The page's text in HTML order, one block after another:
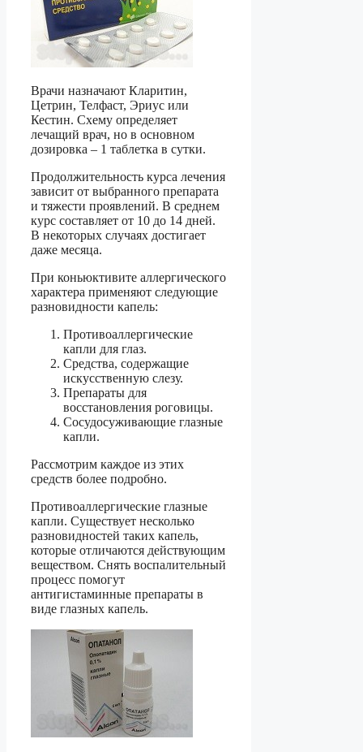
Врачи назначают Кларитин,
Цетрин, Телфаст, Эриус или
Кестин. Схему определяет
лечащий врач, но в основном
дозировка – 1 таблетка в сутки.
Продолжительность курса лечения
зависит от выбранного препарата
и тяжести проявлений. В среднем
курс составляет от 10 до 14 дней.
В некоторых случаях достигает
даже месяца.
При коньюктивите аллергического
характера применяют следующие
разновидности капель:
Противоаллергические
капли для глаз.
Средства, содержащие
искусственную слезу.
Препараты для
восстановления роговицы.
Сосудосуживающие глазные
капли.
Рассмотрим каждое из этих
средств более подробно.
Противоаллергические глазные
капли. Существует несколько
разновидностей таких капель,
которые отличаются действующим
веществом. Снять воспалительный
процесс помогут
антигистаминные препараты в
виде глазных капель.